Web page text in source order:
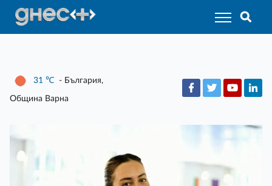
31 ℃ - България,
Община Варна